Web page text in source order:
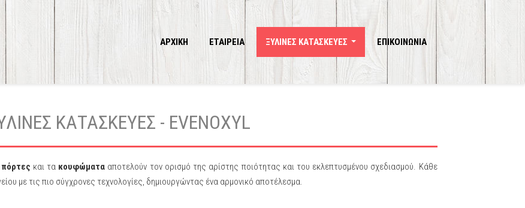
ΚΑΤΑΣΚΕΥΕΣ - EVENOXYL
πόρτες και τα κουφώματα αποτελούν τον ορισμό της αρίστης ποιότητας και του εκλεπτυσμένου σχεδιασμού. Κάθε
με τις πιο σύγχρονες τεχνολογίες, δημιουργώντας ένα αρμονικό αποτέλεσμα.
ΑΡΧΙΚΗ ΕΤΑΙΡΕΙΑ ΞΥΛΙΝΕΣ ΚΑΤΑΣΚΕΥΕΣ ΕΠΙΚΟΙΝΩΝΙΑ